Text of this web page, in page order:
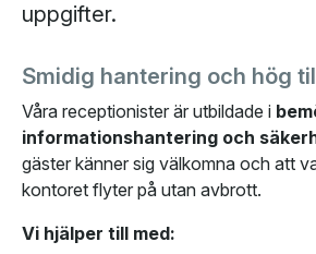
uppgifter.
Smidig hantering och hög
Våra receptionister är utbildade i
informationshantering och
gäster känner sig välkomna och att
kontoret flyter på utan avbrott.
Vi hjälper till med: